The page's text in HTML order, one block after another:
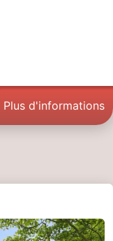
Plus d'informations